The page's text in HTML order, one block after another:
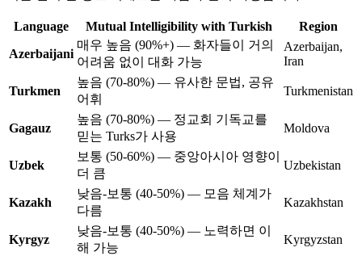
Language Mutual Intelligibility with Turkish
Region
Azerbaijani
매우 높음 (90%+) — 화자들이 거의
어려움 없이 대화 가능
Azerbaijan,
Iran
Turkmen
높음 (70-80%) — 유사한 문법, 공유
어휘
Turkmenistan
Gagauz
높음 (70-80%) — 정교회 기독교를
믿는 Turks가 사용
Moldova
Uzbek
보통 (50-60%) — 중앙아시아 영향이
더 큼
Uzbekistan
Kazakh
낮음-보통 (40-50%) — 모음 체계가
다름
Kazakhstan
Kyrgyz
낮음-보통 (40-50%) — 노력하면 이
해 가능
Kyrgyzstan